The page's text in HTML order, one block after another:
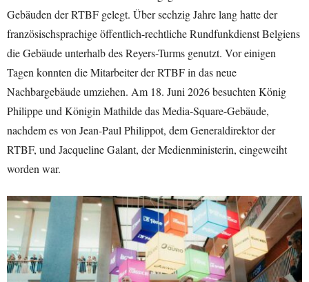
Gebäuden der RTBF gelegt. Über sechzig Jahre lang hatte der
französischsprachige öffentlich-rechtliche Rundfunkdienst Belgiens
die Gebäude unterhalb des Reyers-Turms genutzt. Vor einigen
Tagen konnten die Mitarbeiter der RTBF in das neue
Nachbargebäude umziehen. Am 18. Juni 2026 besuchten König
Philippe und Königin Mathilde das Media-Square-Gebäude,
nachdem es von Jean-Paul Philippot, dem Generaldirektor der
RTBF, und Jacqueline Galant, der Medienministerin, eingeweiht
worden war.